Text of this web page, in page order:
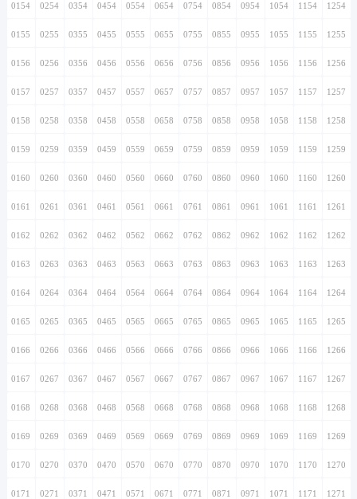
0154 0254 0354 0454 0554 0654 0754 0854 0954 1054 1154 1254
0155 0255 0355 0455 0555 0655 0755 0855 0955 1055 1155 1255
0156 0256 0356 0456 0556 0656 0756 0856 0956 1056 1156 1256
0157 0257 0357 0457 0557 0657 0757 0857 0957 1057 1157 1257
0158 0258 0358 0458 0558 0658 0758 0858 0958 1058 1158 1258
0159 0259 0359 0459 0559 0659 0759 0859 0959 1059 1159 1259
0160 0260 0360 0460 0560 0660 0760 0860 0960 1060 1160 1260
0161 0261 0361 0461 0561 0661 0761 0861 0961 1061 1161 1261
0162 0262 0362 0462 0562 0662 0762 0862 0962 1062 1162 1262
0163 0263 0363 0463 0563 0663 0763 0863 0963 1063 1163 1263
0164 0264 0364 0464 0564 0664 0764 0864 0964 1064 1164 1264
0165 0265 0365 0465 0565 0665 0765 0865 0965 1065 1165 1265
0166 0266 0366 0466 0566 0666 0766 0866 0966 1066 1166 1266
0167 0267 0367 0467 0567 0667 0767 0867 0967 1067 1167 1267
0168 0268 0368 0468 0568 0668 0768 0868 0968 1068 1168 1268
0169 0269 0369 0469 0569 0669 0769 0869 0969 1069 1169 1269
0170 0270 0370 0470 0570 0670 0770 0870 0970 1070 1170 1270
0171 0271 0371 0471 0571 0671 0771 0871 0971 1071 1171 1271